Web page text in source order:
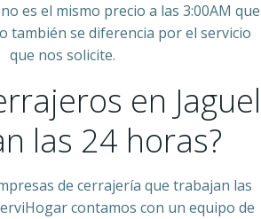
es el mismo precio a las 3:00AM que
también se diferencia por el servicio
que nos solicite.
en Jaguel
las 24 horas?
de cerrajería que trabajan las
contamos con un equipo de